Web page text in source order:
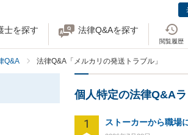
士を探す 法律Q&Aを探す
閲覧履歴
Q&A 法律Q&A「メルカリの発送トラブル」
個人特定の法律Q&A
1 ストーカーから職場